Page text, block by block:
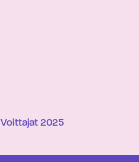
Voittajat 2025